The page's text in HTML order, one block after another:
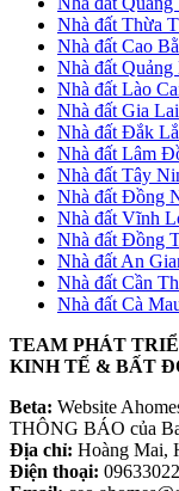
Nhà đất Thừa
Nhà đất Cao
Nhà đất Quảng
Nhà đất Lào
Nhà đất Gia Lai
Nhà đất Đắk
Nhà đất Lâm
Nhà đất Tây
Nhà đất Đồng
Nhà đất Vĩnh
Nhà đất Đồng
Nhà đất An
Nhà đất Cần
Nhà đất Cà
TEAM PHÁT
KINH TẾ & BẤT
Beta: Website
THÔNG BÁO của
Địa chỉ: Hoàng Mai,
Điện thoại: